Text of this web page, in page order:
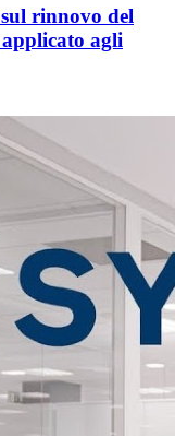
rinnovo del
agli